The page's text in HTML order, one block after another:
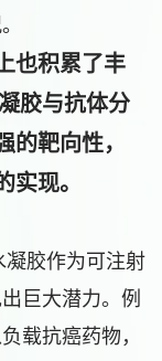
也积累了丰
胶与抗体分
的靶向性，
现。
凝胶作为可注射
巨大潜力。例
载抗癌药物，